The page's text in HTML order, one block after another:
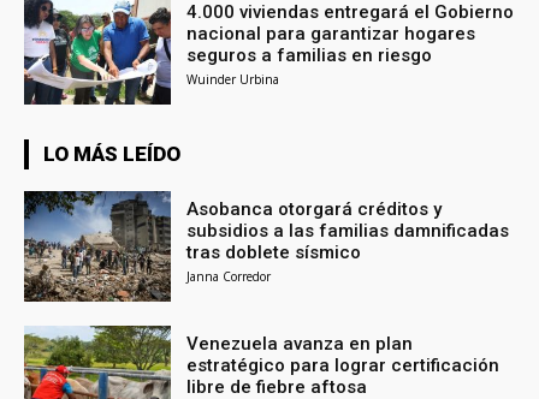
4.000 viviendas entregará el Gobierno
nacional para garantizar hogares
seguros a familias en riesgo
Wuinder Urbina
LO MÁS LEÍDO
Asobanca otorgará créditos y
subsidios a las familias damnificadas
tras doblete sísmico
Janna Corredor
Venezuela avanza en plan
estratégico para lograr certificación
libre de fiebre aftosa